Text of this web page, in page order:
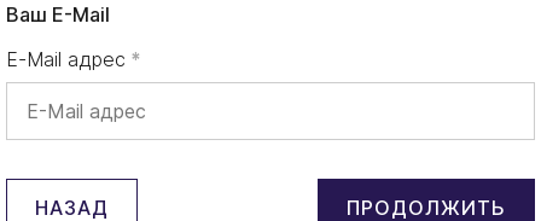
Ваш E-Mail
E-Mail адрес
НАЗАД